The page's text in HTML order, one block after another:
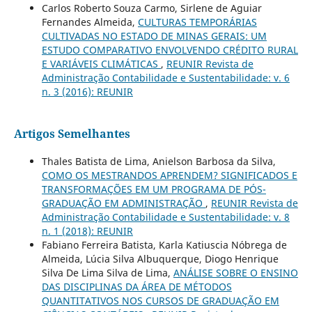
Carlos Roberto Souza Carmo, Sirlene de Aguiar
Fernandes Almeida, CULTURAS TEMPORÁRIAS
CULTIVADAS NO ESTADO DE MINAS GERAIS: UM
ESTUDO COMPARATIVO ENVOLVENDO CRÉDITO RURAL
E VARIÁVEIS CLIMÁTICAS , REUNIR Revista de
Administração Contabilidade e Sustentabilidade: v. 6
n. 3 (2016): REUNIR
Artigos Semelhantes
Thales Batista de Lima, Anielson Barbosa da Silva,
COMO OS MESTRANDOS APRENDEM? SIGNIFICADOS E
TRANSFORMAÇÕES EM UM PROGRAMA DE PÓS-
GRADUAÇÃO EM ADMINISTRAÇÃO , REUNIR Revista de
Administração Contabilidade e Sustentabilidade: v. 8
n. 1 (2018): REUNIR
Fabiano Ferreira Batista, Karla Katiuscia Nóbrega de
Almeida, Lúcia Silva Albuquerque, Diogo Henrique
Silva De Lima Silva de Lima, ANÁLISE SOBRE O ENSINO
DAS DISCIPLINAS DA ÁREA DE MÉTODOS
QUANTITATIVOS NOS CURSOS DE GRADUAÇÃO EM